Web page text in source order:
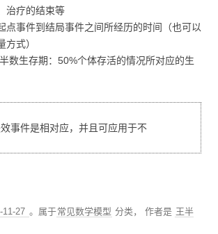
治疗的结束等
点事件到结局事件之间所经历的时间（也可以
方式）
数生存期：50%个体存活的情况所对应的生
事件是相对应，并且可应用于不
11-27 。属于常见数学模型 分类，作者是 王半